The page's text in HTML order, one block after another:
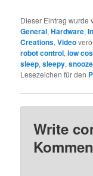
Dieser Eintrag wurde
General,Hardware,
Creations,Video
robot control,low
sleep,sleepy,snooze
Lesezeichen für den
Write